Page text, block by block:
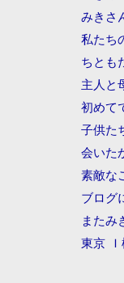
みきさ
私たち
ちとも
主人と
初めて
子供た
会いた
素敵な
ブログ
またみ
東京